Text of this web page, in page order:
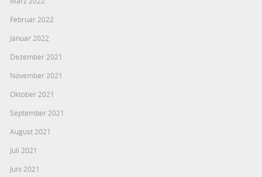
Februar 2022
Januar 2022
Dezember 2021
November 2021
Oktober 2021
September 2021
August 2021
Juli 2021
Juni 2021